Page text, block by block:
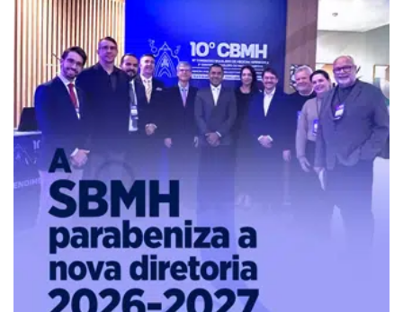
Pure
Vitality
Club
-
Diabetes,
Fitness,
Health,
Relationships